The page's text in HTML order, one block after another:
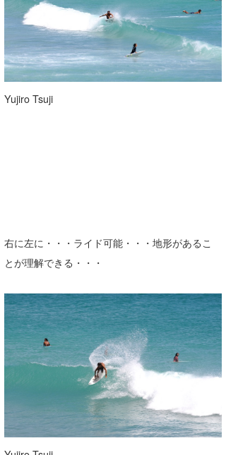
Yujiro Tsuji
右に左に・・・ライド可能・・・地形があるこ
とが理解できる・・・